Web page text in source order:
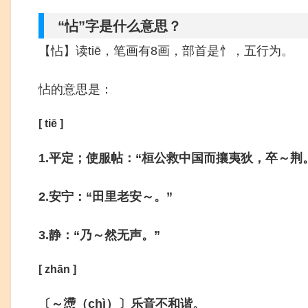
“怗”字是什么意思？
【怗】读tiē，笔画有8画，部首是忄，五行为。
怗的意思是：
[ tiē ]
1.平定；使服帖：“桓公救中国而攘夷狄，卒～荆
2.安宁：“田里老安～。”
3.静：“乃～然无声。”
[ zhān ]
〔～懘（chì）〕乐音不和谐。